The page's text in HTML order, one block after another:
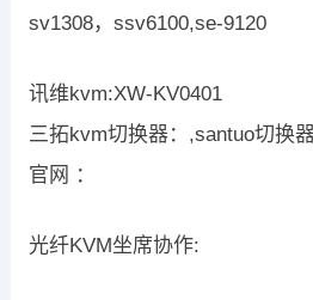
sv1308，ssv6100,se-9120
讯维kvm:XW-KV0401
三拓kvm切换器：,santuo切换
官网 ：
光纤KVM坐席协作: